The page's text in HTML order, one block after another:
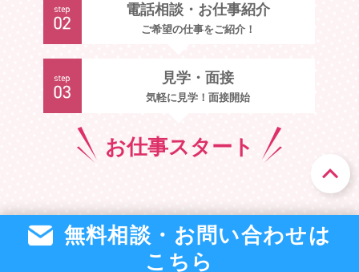
電話相談・お仕事紹介
ご希望の仕事をご紹介！
見学・面接
気軽に見学！面接開始
お仕事スタート
無料相談・お問い合わせは
こちら